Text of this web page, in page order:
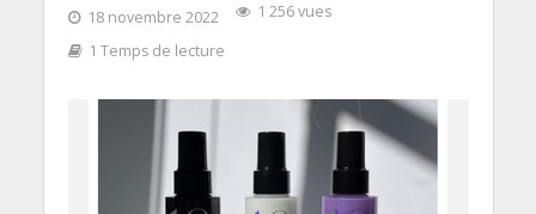
18 novembre 2022
1 256 vues
1 Temps de lecture